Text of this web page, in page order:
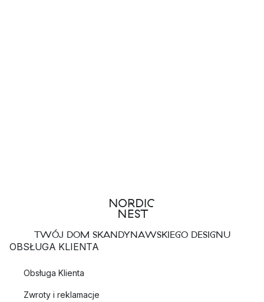
TWÓJ DOM SKANDYNAWSKIEGO DESIGNU
OBSŁUGA KLIENTA
Obsługa Klienta
Zwroty i reklamacje